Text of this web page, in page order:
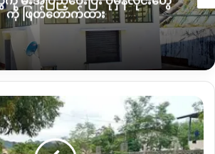
ကို ဖြတ်တောက်ထား